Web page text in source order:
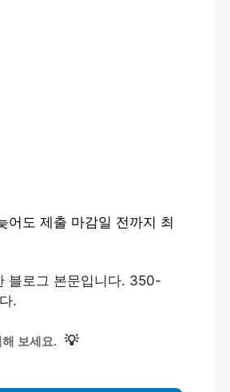
어도 제출 마감일 전까지 최
블로그 본문입니다. 350-
.
보세요. 💡